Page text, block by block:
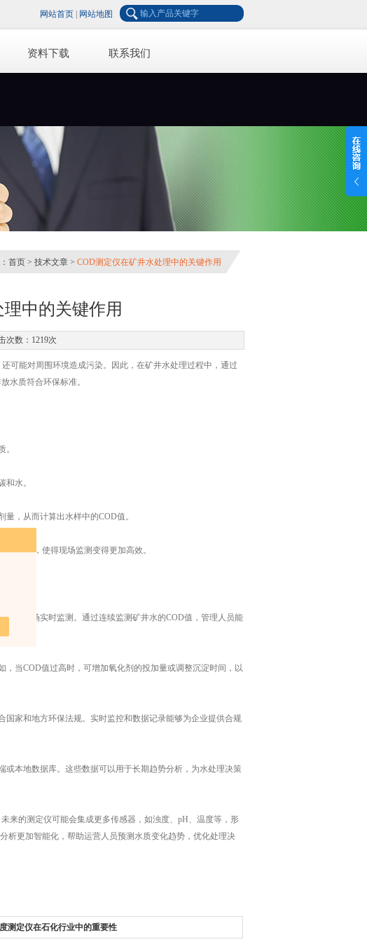
网站首页 网站地图
资料下载 联系我们
首页 > 技术文章 > COD测定仪在矿井水处理中的关键作用
中的关键作用
次数：1219次
能对周围环境造成污染。因此，在矿井水处理过程中，通过
水质符合环保标准。
水。
，从而计算出水样中的COD值。
携化，使得现场监测变得更加高效。
现现场实时监测。通过连续监测矿井水的COD值，管理人员能
当COD值过高时，可增加氧化剂的投加量或调整沉淀时间，以
家和地方环保法规。实时监控和数据记录能够为企业提供合规
本地数据库。这些数据可以用于长期趋势分析，为水处理决策
的测定仪可能会集成更多传感器，如浊度、pH、温度等，形
析更加智能化，帮助运营人员预测水质变化趋势，优化处理决
测定仪在石化行业中的重要性